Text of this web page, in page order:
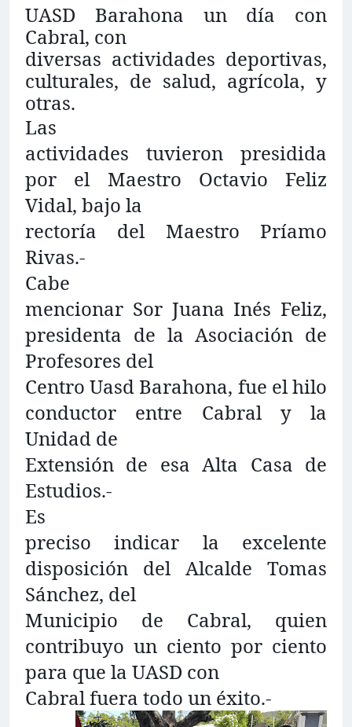
UASD Barahona un día con
Cabral, con
diversas actividades deportivas,
culturales, de salud, agrícola, y
otras.
Las
actividades tuvieron presidida
por el Maestro Octavio Feliz
Vidal, bajo la
rectoría del Maestro Príamo
Rivas.-
Cabe
mencionar Sor Juana Inés Feliz,
presidenta de la Asociación de
Profesores del
Centro Uasd Barahona, fue el hilo
conductor entre Cabral y la
Unidad de
Extensión de esa Alta Casa de
Estudios.-
Es
preciso indicar la excelente
disposición del Alcalde Tomas
Sánchez, del
Municipio de Cabral, quien
contribuyo un ciento por ciento
para que la UASD con
Cabral fuera todo un éxito.-